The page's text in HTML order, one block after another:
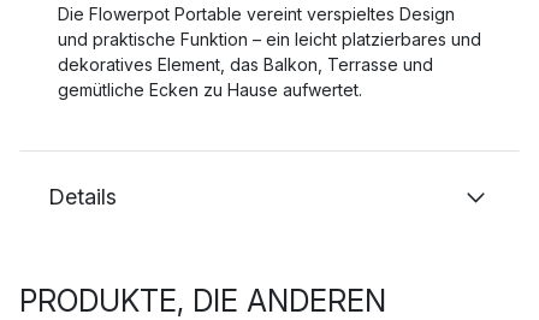
Die Flowerpot Portable vereint verspieltes Design
und praktische Funktion – ein leicht platzierbares und
dekoratives Element, das Balkon, Terrasse und
gemütliche Ecken zu Hause aufwertet.
Details
PRODUKTE, DIE ANDEREN